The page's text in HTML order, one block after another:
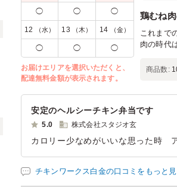
◯ ◯ ◯
12 （水） 13 （木） 14 （金）
◯ ◯ ◯
お届けエリアを選択いただくと、
配達無料金額が表示されます。
鶏むね
これまで
肉の時代
商品数:
安定のヘルシーチキン弁当です
5.0 株式会社スタジオ玄
カロリー少なめがいいな思った時
方や健康に気を使う方には喜ばれ
いいのですが レパートリーがもう
ご利用シーン：ロケ・撮影›スタジオ撮影
チキンワークス白金の口コミをもっと